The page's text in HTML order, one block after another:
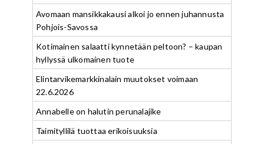
Avomaan mansikkakausi alkoi jo ennen juhannusta
Pohjois-Savossa
Kotimainen salaatti kynnetään peltoon? – kaupan
hyllyssä ulkomainen tuote
Elintarvikemarkkinalain muutokset voimaan
22.6.2026
Annabelle on halutin perunalajike
Taimityllilä tuottaa erikoisuuksia